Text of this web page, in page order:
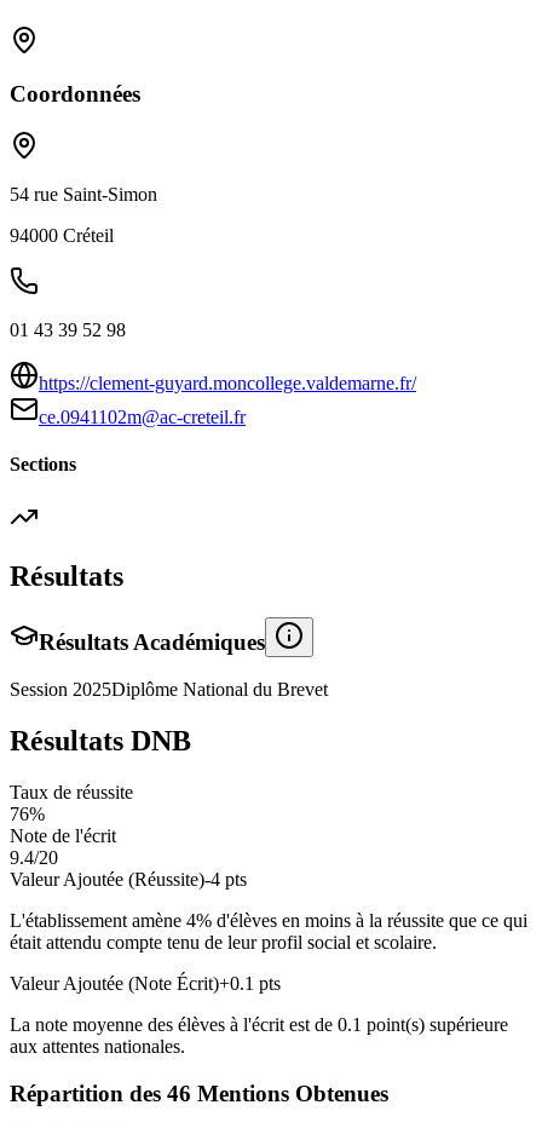
Coordonnées
54 rue Saint-Simon
94000 Créteil
01 43 39 52 98
https://clement-guyard.moncollege.valdemarne.fr/
ce.0941102m@ac-creteil.fr
Sections
Résultats
Résultats Académiques
Session 2025Diplôme National du Brevet
Résultats DNB
Taux de réussite
76%
Note de l'écrit
9.4/20
Valeur Ajoutée (Réussite)-4 pts
L'établissement amène 4% d'élèves en moins à la réussite que ce qui
était attendu compte tenu de leur profil social et scolaire.
Valeur Ajoutée (Note Écrit)+0.1 pts
La note moyenne des élèves à l'écrit est de 0.1 point(s) supérieure
aux attentes nationales.
Répartition des 46 Mentions Obtenues